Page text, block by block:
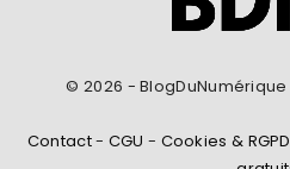
© 2026 -
Contact- CGU - Cookies & RGPD